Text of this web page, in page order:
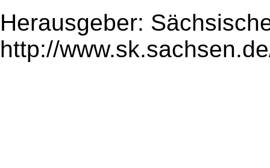
Herausgeber:
http://